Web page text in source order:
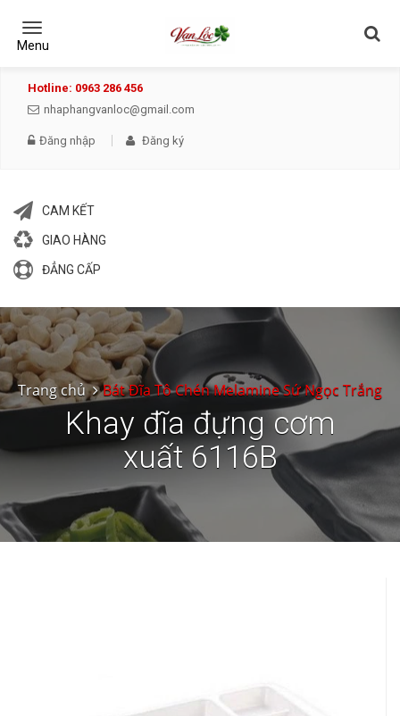
Hotline: 0963 286 456
nhaphangvanloc@gmail.com
Đăng nhập Đăng ký
CAM KẾT
GIAO HÀNG
ĐẲNG CẤP
Toggle
Menu
Trang chủ Bát Đĩa Tô Chén Melamine Sứ Ngọc Trắng
Khay đĩa đựng cơm
xuất 6116B